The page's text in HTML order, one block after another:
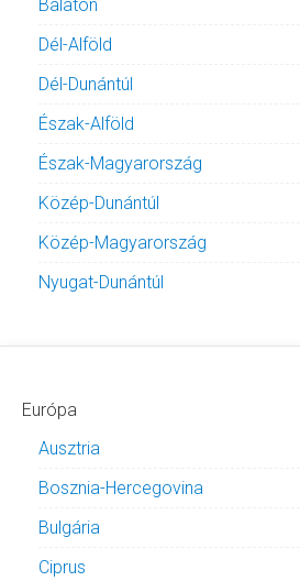
Balaton
Dél-Alföld
Dél-Dunántúl
Észak-Alföld
Észak-Magyarország
Közép-Dunántúl
Közép-Magyarország
Nyugat-Dunántúl
Európa
Ausztria
Bosznia-Hercegovina
Bulgária
Ciprus